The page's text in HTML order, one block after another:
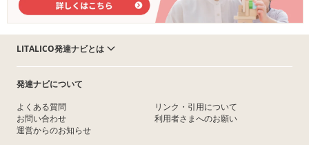
LITALICO発達ナビとは
発達ナビについて
よくある質問
お問い合わせ
運営からのお知らせ
リンク・引用について
利用者さまへのお願い